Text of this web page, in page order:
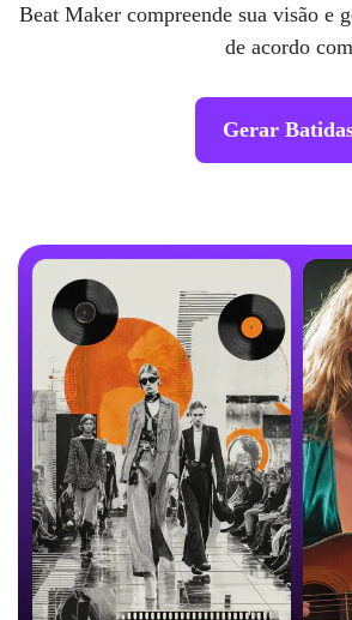
Beat Maker compreende sua visão e
de acordo
Gerar